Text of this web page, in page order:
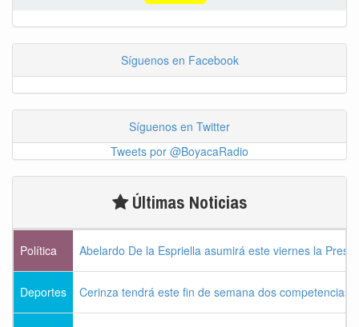
Síguenos en Facebook
Síguenos en Twitter
Tweets por @BoyacaRadio
Últimas Noticias
Política Abelardo De la Espriella asumirá este viernes la
Deportes Cerinza tendrá este fin de semana dos competencias